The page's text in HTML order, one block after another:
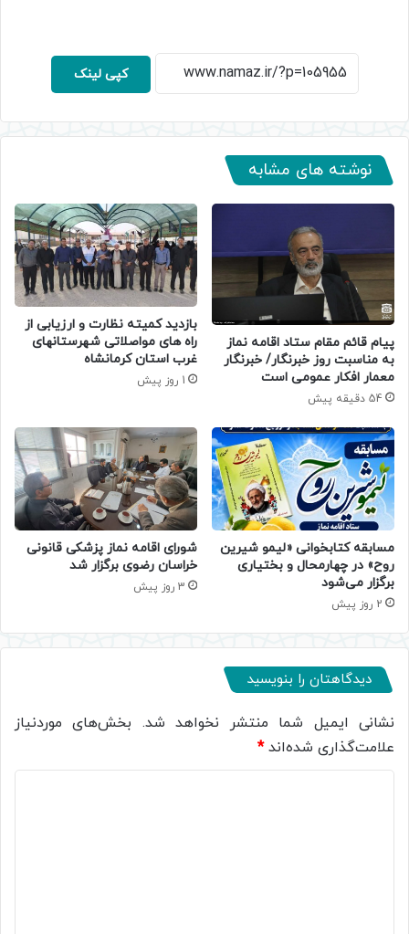
کپی لینک
نوشته های مشابه
پیام قائم مقام ستاد اقامه نماز
به مناسبت روز خبرنگار/ خبرنگار
معمار افکار عمومی است
54 دقیقه پیش
بازدید کمیته نظارت و ارزیابی از
راه های مواصلاتی شهرستانهای
غرب استان کرمانشاه
1 روز پیش
مسابقه کتابخوانی «لیمو شیرین
روح» در چهارمحال و بختیاری
برگزار می‌شود
2 روز پیش
شورای اقامه نماز پزشکی قانونی
خراسان رضوی برگزار شد
3 روز پیش
دیدگاهتان را بنویسید
نشانی ایمیل شما منتشر نخواهد شد. بخش‌های موردنیاز
علامت‌گذاری شده‌اند*